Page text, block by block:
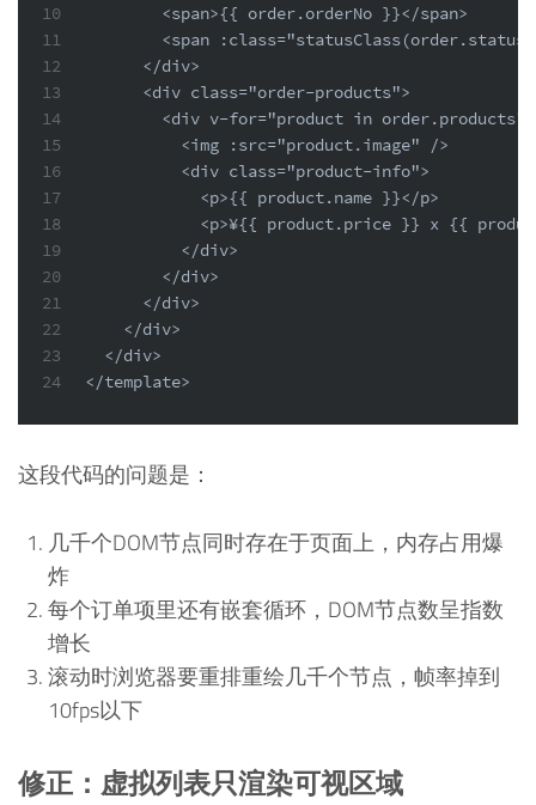
10
11
12
13
14
15
16
17
18
19
20
21
22
23
24
        <span>{{ order.orderNo }}</span>
<span
      </div>
      <div class="order-products">
<div v-for="product in
          <img :src="product.image" />
          <div class="product-info">
            <p>{{ product.name }}</p>
<p>¥{{ product.price }} x {{
          </div>
        </div>
      </div>
    </div>
  </div>
</template>
这段代码的问题是：
几千个DOM节点同时存在于页面上，内存占用爆
炸
每个订单项里还有嵌套循环，DOM节点数呈指数
增长
滚动时浏览器要重排重绘几千个节点，帧率掉到
10fps以下
修正：虚拟列表只渲染可视区域